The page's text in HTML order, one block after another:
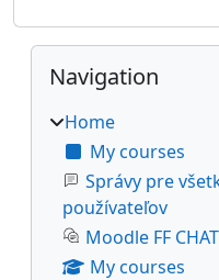
Blocks
Skip Navigation
Navigation
Home
My courses
Správy pre
používateľov
Moodle FF CHAT
My courses